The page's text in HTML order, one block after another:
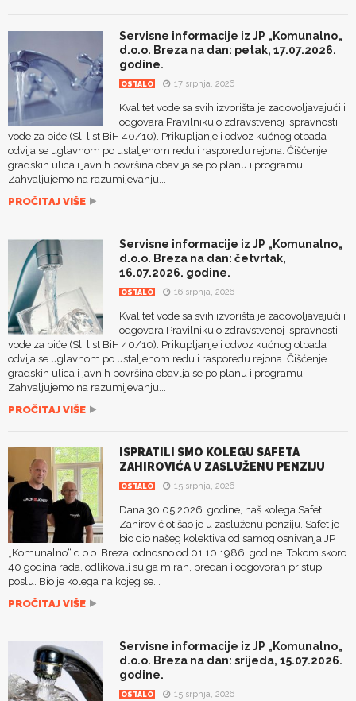
Servisne informacije iz JP „Komunalno„
d.o.o. Breza na dan: petak, 17.07.2026.
godine.
OSTALO 17 srpnja, 2026
Kvalitet vode sa svih izvorišta je zadovoljavajući i
odgovara Pravilniku o zdravstvenoj ispravnosti
vode za piće (Sl. list BiH 40/10). Prikupljanje i odvoz kućnog otpada
odvija se uglavnom po ustaljenom redu i rasporedu rejona. Čišćenje
gradskih ulica i javnih površina obavlja se po planu i programu.
Zahvaljujemo na razumijevanju...
PROČITAJ VIŠE
Servisne informacije iz JP „Komunalno„
d.o.o. Breza na dan: četvrtak,
16.07.2026. godine.
OSTALO 16 srpnja, 2026
Kvalitet vode sa svih izvorišta je zadovoljavajući i
odgovara Pravilniku o zdravstvenoj ispravnosti
vode za piće (Sl. list BiH 40/10). Prikupljanje i odvoz kućnog otpada
odvija se uglavnom po ustaljenom redu i rasporedu rejona. Čišćenje
gradskih ulica i javnih površina obavlja se po planu i programu.
Zahvaljujemo na razumijevanju...
PROČITAJ VIŠE
ISPRATILI SMO KOLEGU SAFETA
ZAHIROVIĆA U ZASLUŽENU PENZIJU
OSTALO 15 srpnja, 2026
Dana 30.05.2026. godine, naš kolega Safet
Zahirović otišao je u zasluženu penziju. Safet je
bio dio našeg kolektiva od samog osnivanja JP
„Komunalno“ d.o.o. Breza, odnosno od 01.10.1986. godine. Tokom skoro
40 godina rada, odlikovali su ga miran, predan i odgovoran pristup
poslu. Bio je kolega na kojeg se...
PROČITAJ VIŠE
Servisne informacije iz JP „Komunalno„
d.o.o. Breza na dan: srijeda, 15.07.2026.
godine.
OSTALO 15 srpnja, 2026